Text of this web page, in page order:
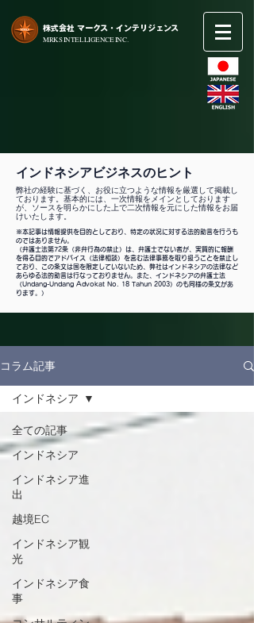
​株式会社 マークス・インテリジェンス
​MRKS INTELLIGENCE INC.
インドネシアビジネスのヒント
弊社の経験に基づく、お役に立つような情報を厳選して掲載し
ております。基本的には、一次情報をメインとしております
が、ソースを明らかにした上で二次情報を元にした情報をお届
けいたします。
※本記事は情報提供を目的としており、特定の状況に対する法的助言を行うも
のではありません。
（弁護士法第72条（非弁行為の禁止）は、弁護士でない者が、実質的に報酬
を得る目的でアドバイス（法律相談）を含む法律事務を取り扱うことを禁止し
ており、この条文は国を限定していないため、弊社はインドネシアの法律など
あらゆる法的助言は行なっておりません。また、インドネシアの弁護士法
（Undang-Undang Advokat No. 18 Tahun 2003）のも同様の条文があ
ります。）
コラム記事
全ての記事
インドネシア
インドネシア進
出
越境EC
インドネシア観
光
インドネシア食
事
インドネシア